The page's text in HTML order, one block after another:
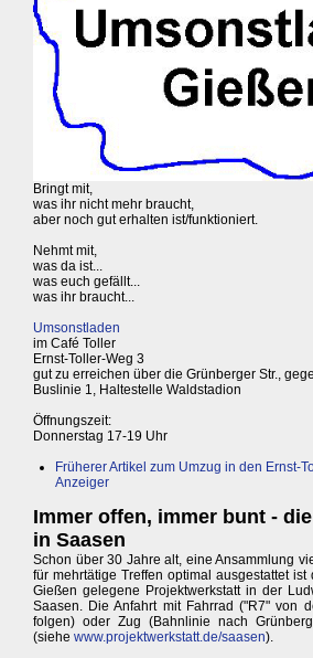
Bringt mit,
was ihr nicht mehr braucht,
aber noch gut erhalten ist/funktioniert.
Nehmt mit,
was da ist...
was euch gefällt...
was ihr braucht...
Umsonstladen
im Café Toller
Ernst-Toller-Weg 3
gut zu erreichen über die Grünberger Str.,
Buslinie 1, Haltestelle Waldstadion
Öffnungszeit:
Donnerstag 17-19 Uhr
Früherer Artikel zum Umzug in den Ernst-
Anzeiger
Immer offen, immer bunt -
in Saasen
Schon über 30 Jahre alt, eine Ansammlung
für mehrtätige Treffen optimal ausgestattet
Gießen gelegene Projektwerkstatt in der
Saasen. Die Anfahrt mit Fahrrad ("R7" von
folgen) oder Zug (Bahnlinie nach
(siehe www.projektwerkstatt.de/saasen).